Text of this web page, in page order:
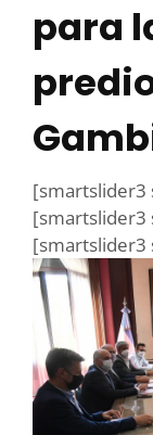
para
[smartslider3
[smartslider3
[smartslider3